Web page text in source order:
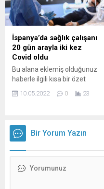
eklenmemişse bu alan boş
kalır.
İspanya’da sağlık çalışanı
20 gün arayla iki kez
Covid oldu
Bu alana eklemiş olduğunuz
haberle ilgili kısa bir özet
metin yazı düzenleme
Özet eklenmişse başlık
altında kalın olarak bu
kalır.
10.05.2022 0 23
Bir Yorum Yazın